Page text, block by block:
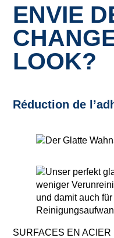
ENVIE
LOOK?
Réduction de
SURFACES EN